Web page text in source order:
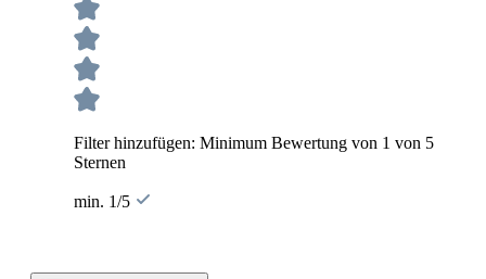
Filter hinzufügen: Minimum Bewertung von 1 von 5
Sternen
min. 1/5